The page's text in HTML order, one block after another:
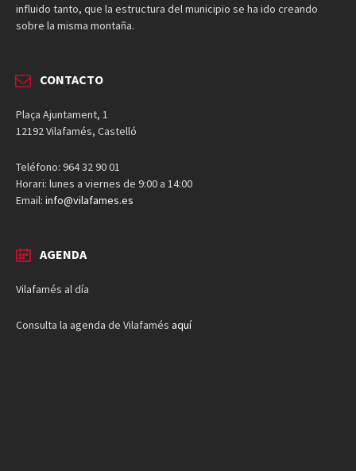
influido tanto, que la estructura del municipio se ha ido creando
sobre la misma montaña.
CONTACTO
Plaça Ajuntament, 1
12192 Vilafamés, Castelló
Teléfono: 964 32 90 01
Horari: lunes a viernes de 9:00 a 14:00
Email: info@vilafames.es
AGENDA
Vilafamés al día
Consulta la agenda de Vilafamés aquí